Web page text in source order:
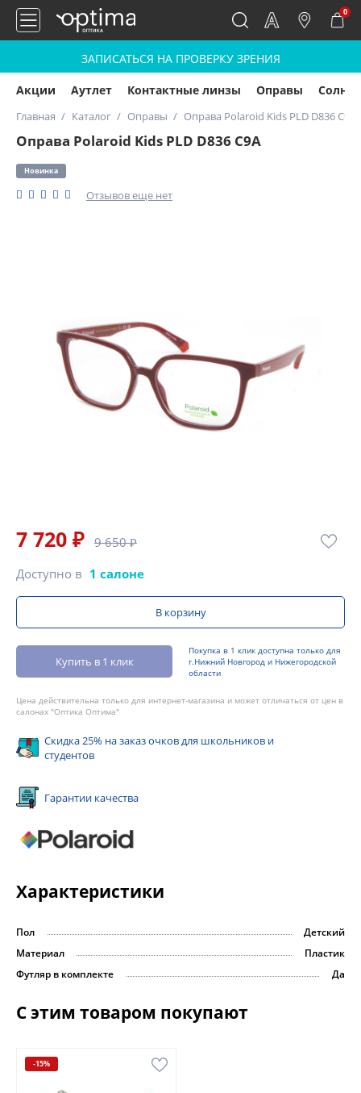
0
ЗАПИСАТЬСЯ НА ПРОВЕРКУ ЗРЕНИЯ
Акции Аутлет Контактные линзы Оправы
Главная Каталог Оправы Оправа Polaroid Kids PLD D836 C9A
Оправа Polaroid Kids PLD D836 C9A
Новинка
Отзывов еще нет
7 720 ₽ 9 650 ₽
Доступно в 1 салоне
В корзину
Купить в 1 клик
Покупка в 1 клик доступна только для
г.Нижний Новгород и Нижегородской
области
Цена действительна только для интернет-магазина и может отличаться от цен в
салонах "Оптика Оптима"
Скидка 25% на заказ очков для школьников и
студентов
Гарантии качества
Характеристики
Пол
Детский
Материал
Пластик
Футляр в комплекте
Да
С этим товаром покупают
-15%